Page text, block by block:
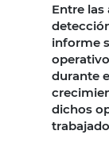
Entre las
informe
durante
dichos